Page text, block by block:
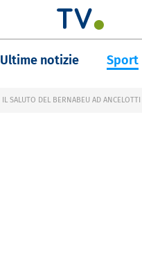
Ultime notizie Sport
IL SALUTO DEL BERNABEU AD ANCELOTTI